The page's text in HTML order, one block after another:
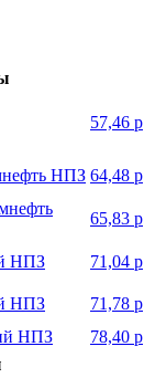
57,46 р
НПЗ 64,48 р
65,83 р
НПЗ 71,04 р
НПЗ
71,78 р
НПЗ
78,40 р